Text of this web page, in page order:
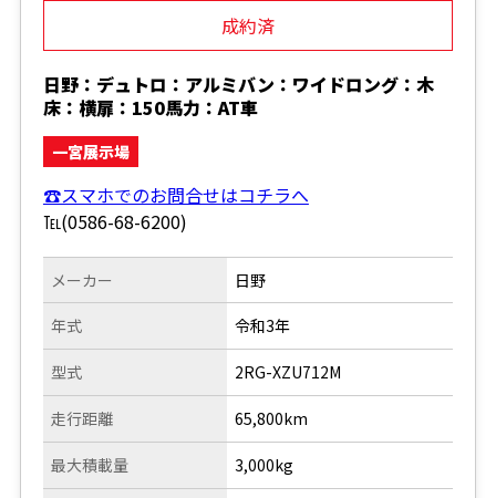
成約済
日野：デュトロ：アルミバン：ワイドロング：木
床：横扉：150馬力：AT車
一宮展示場
☎スマホでのお問合せはコチラへ
℡(0586-68-6200)
メーカー
年式
型式
走行距離
日野
令和3年
2RG-XZU712M
65,800km
最大積載量 3,000kg